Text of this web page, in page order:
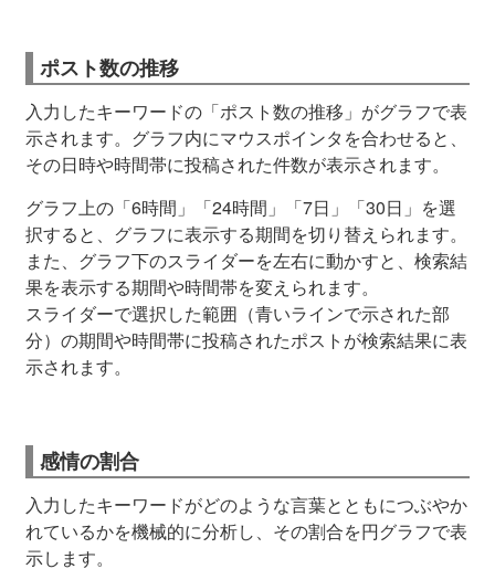
ポスト数の推移
入力したキーワードの「ポスト数の推移」がグラフで表
示されます。グラフ内にマウスポインタを合わせると、
その日時や時間帯に投稿された件数が表示されます。
グラフ上の「6時間」「24時間」「7日」「30日」を選
択すると、グラフに表示する期間を切り替えられます。
また、グラフ下のスライダーを左右に動かすと、検索結
果を表示する期間や時間帯を変えられます。
スライダーで選択した範囲（青いラインで示された部
分）の期間や時間帯に投稿されたポストが検索結果に表
示されます。
感情の割合
入力したキーワードがどのような言葉とともにつぶやか
れているかを機械的に分析し、その割合を円グラフで表
示します。